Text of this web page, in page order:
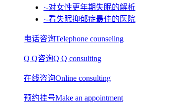
·-对女性更年期失眠的解析
·-看失眠抑郁症最佳的医院
电话咨询Telephone counseling
Q Q咨询Q Q consulting
在线咨询Online consulting
预约挂号Make an appointment